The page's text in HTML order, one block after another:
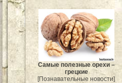
Самые полезные орехи –
грецкие
[Познавательные новости]